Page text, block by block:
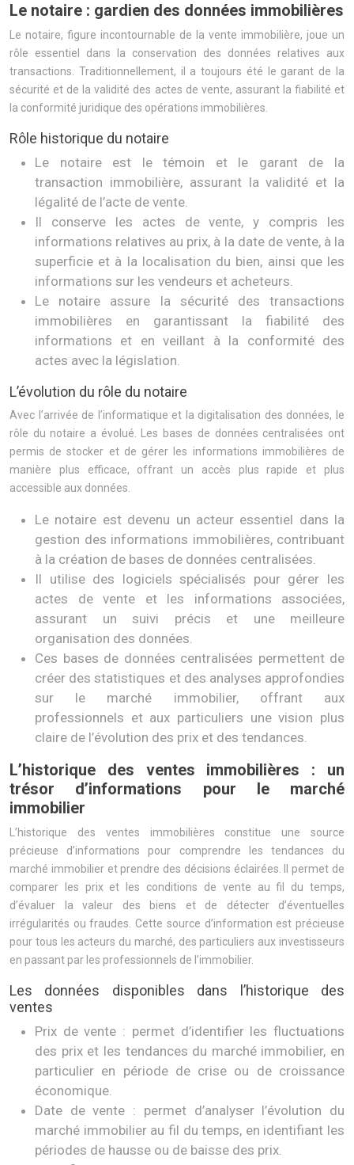
Le notaire : gardien des données immobilières
Le notaire, figure incontournable de la vente immobilière, joue un
rôle essentiel dans la conservation des données relatives aux
transactions. Traditionnellement, il a toujours été le garant de la
sécurité et de la validité des actes de vente, assurant la fiabilité et
la conformité juridique des opérations immobilières.
Rôle historique du notaire
Le notaire est le témoin et le garant de la
transaction immobilière, assurant la validité et la
légalité de l’acte de vente.
Il conserve les actes de vente, y compris les
informations relatives au prix, à la date de vente, à la
superficie et à la localisation du bien, ainsi que les
informations sur les vendeurs et acheteurs.
Le notaire assure la sécurité des transactions
immobilières en garantissant la fiabilité des
informations et en veillant à la conformité des
actes avec la législation.
L’évolution du rôle du notaire
Avec l’arrivée de l’informatique et la digitalisation des données, le
rôle du notaire a évolué. Les bases de données centralisées ont
permis de stocker et de gérer les informations immobilières de
manière plus efficace, offrant un accès plus rapide et plus
accessible aux données.
Le notaire est devenu un acteur essentiel dans la
gestion des informations immobilières, contribuant
à la création de bases de données centralisées.
Il utilise des logiciels spécialisés pour gérer les
actes de vente et les informations associées,
assurant un suivi précis et une meilleure
organisation des données.
Ces bases de données centralisées permettent de
créer des statistiques et des analyses approfondies
sur le marché immobilier, offrant aux
professionnels et aux particuliers une vision plus
claire de l’évolution des prix et des tendances.
L’historique des ventes immobilières : un
trésor d’informations pour le marché
immobilier
L’historique des ventes immobilières constitue une source
précieuse d’informations pour comprendre les tendances du
marché immobilier et prendre des décisions éclairées. Il permet de
comparer les prix et les conditions de vente au fil du temps,
d’évaluer la valeur des biens et de détecter d’éventuelles
irrégularités ou fraudes. Cette source d’information est précieuse
pour tous les acteurs du marché, des particuliers aux investisseurs
en passant par les professionnels de l’immobilier.
Les données disponibles dans l’historique des
ventes
Prix de vente : permet d’identifier les fluctuations
des prix et les tendances du marché immobilier, en
particulier en période de crise ou de croissance
économique.
Date de vente : permet d’analyser l’évolution du
marché immobilier au fil du temps, en identifiant les
périodes de hausse ou de baisse des prix.